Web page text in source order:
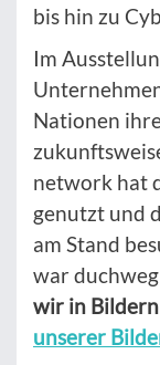
bis hin zu
Im
Nationen
network hat
genutzt und
am Stand
war
wir in
unserer